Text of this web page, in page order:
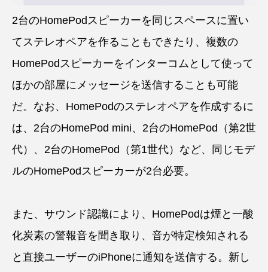
2台のHomePodスピーカーを同じスペースに置い
てステレオペアを作ることもできたり、複数の
HomePodスピーカーをインターコムとして使って
ほかの部屋にメッセージを送信することも可能
だ。なお、HomePodのステレオペアを作成するに
は、2台のHomePod mini、2台のHomePod（第2世
代）、2台のHomePod（第1世代）など、同じモデ
ルのHomePodスピーカーが2台必要。
また、サウンド認識により、HomePodは煙と一酸
化炭素の警報音を聞き取り、音が特定検知される
と直接ユーザーのiPhoneに通知を送信する。新し